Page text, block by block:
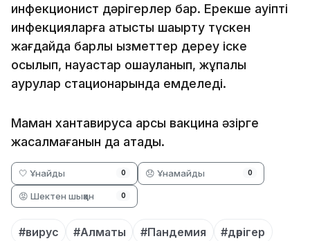
инфекционист дәрігерлер бар. Ерекше қауіпті
инфекцияларға қатысты шақырту түскен
жағдайда барлық қызметтер дереу іске
қосылып, науқастар оқшауланып, жұқпалы
аурулар стационарында емделеді.
Маман хантавирусқа қарсы вакцина әзірге
жасалмағанын да атады.
🤍 Ұнайды 0 😞 Ұнамайды 0
😡 Шектен шыққан 0
#вирус #Алматы #Пандемия
#дәрігер